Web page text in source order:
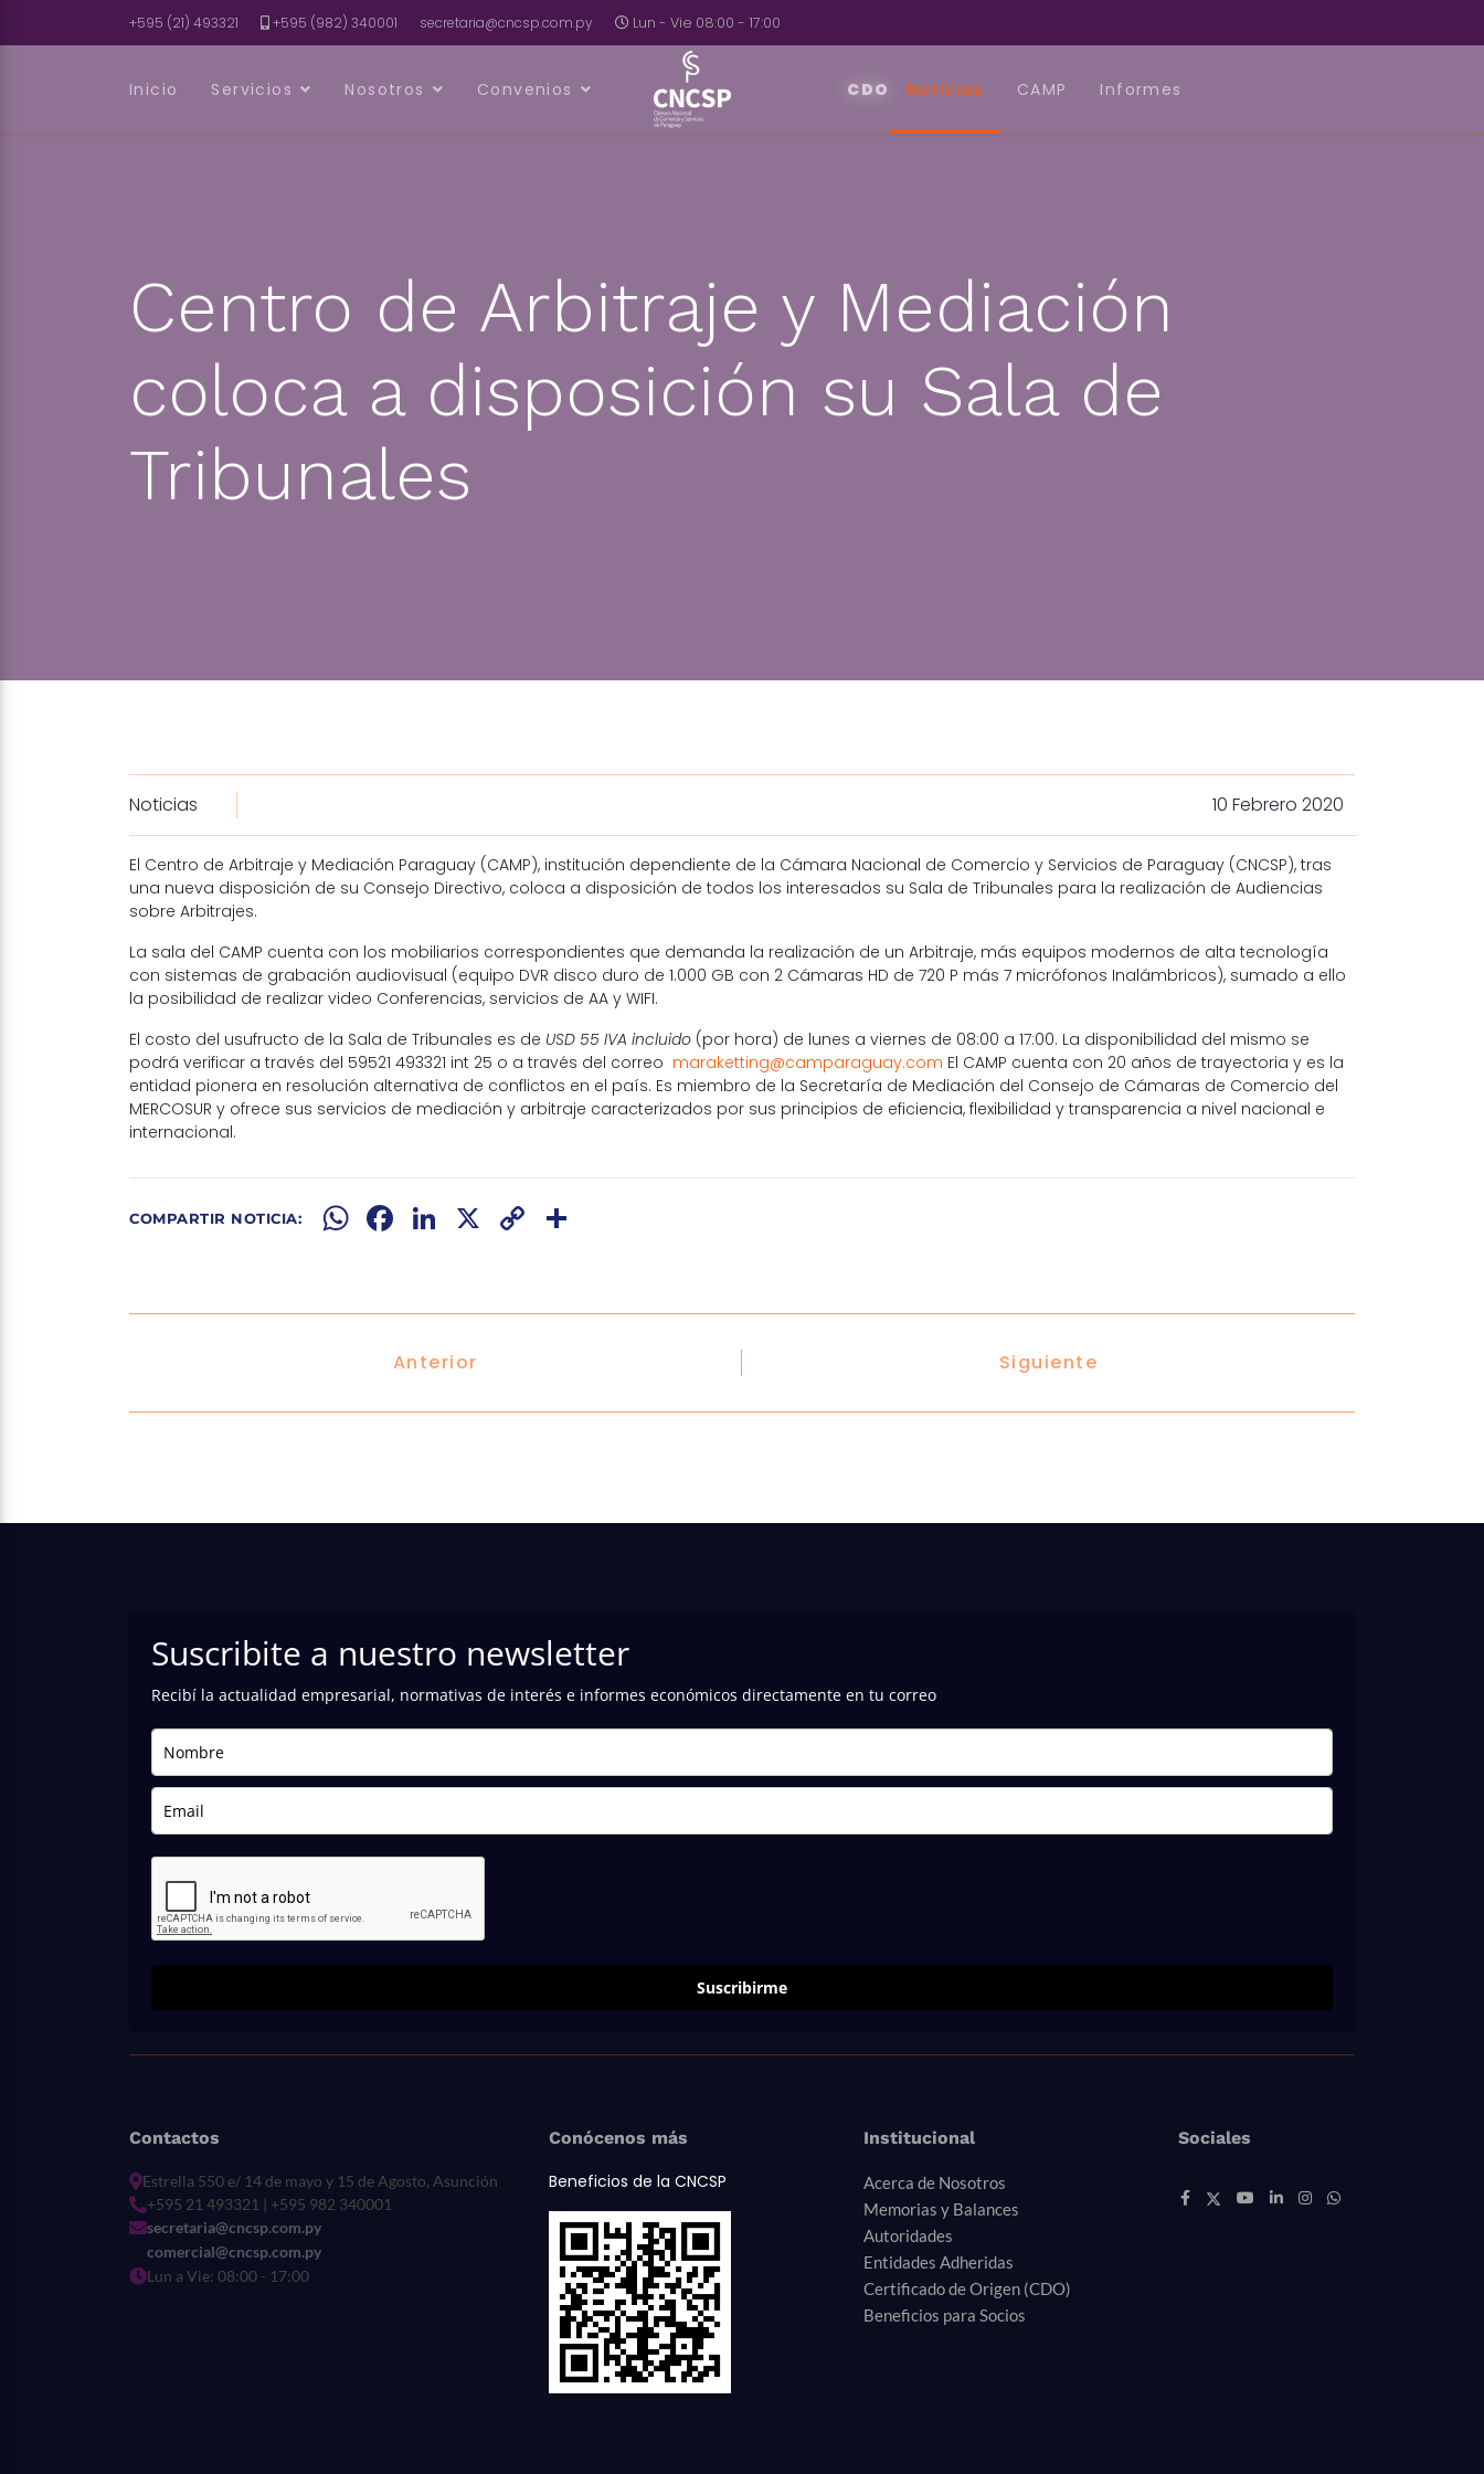
+595 (21) 493321 +595 (982) 340001 secretaria@cncsp.com.py Lun - Vie 08:00 - 17:00
Inicio Servicios Nosotros Convenios CDO Noticias CAMP Informes
Centro de Arbitraje y Mediación
coloca a disposición su Sala de
Tribunales
Noticias 10 Febrero 2020
El Centro de Arbitraje y Mediación Paraguay (CAMP), institución dependiente de la Cámara Nacional de Comercio y Servicios de Paraguay (CNCSP), tras
una nueva disposición de su Consejo Directivo, coloca a disposición de todos los interesados su Sala de Tribunales para la realización de Audiencias
sobre Arbitrajes.
La sala del CAMP cuenta con los mobiliarios correspondientes que demanda la realización de un Arbitraje, más equipos modernos de alta tecnología
con sistemas de grabación audiovisual (equipo DVR disco duro de 1.000 GB con 2 Cámaras HD de 720 P más 7 micrófonos Inalámbricos), sumado a ello
la posibilidad de realizar video Conferencias, servicios de AA y WIFI.
El costo del usufructo de la Sala de Tribunales es de USD 55 IVA incluido (por hora) de lunes a viernes de 08:00 a 17:00. La disponibilidad del mismo se
podrá verificar a través del 59521 493321 int 25 o a través del correo maraketting@camparaguay.com El CAMP cuenta con 20 años de trayectoria y es la
entidad pionera en resolución alternativa de conflictos en el país. Es miembro de la Secretaría de Mediación del Consejo de Cámaras de Comercio del
MERCOSUR y ofrece sus servicios de mediación y arbitraje caracterizados por sus principios de eficiencia, flexibilidad y transparencia a nivel nacional e
internacional.
Anterior Siguiente
Suscribite a nuestro newsletter
Recibí la actualidad empresarial, normativas de interés e informes económicos directamente en tu correo
Suscribirme
Contactos
Estrella 550 e/ 14 de mayo y 15 de Agosto, Asunción
+595 21 493321 | +595 982 340001
secretaria@cncsp.com.py
comercial@cncsp.com.py
Lun a Vie: 08:00 - 17:00
Conócenos más
Beneficios de la CNCSP
Institucional
Acerca de Nosotros
Memorias y Balances
Autoridades
Entidades Adheridas
Certificado de Origen (CDO)
Beneficios para Socios
Sociales